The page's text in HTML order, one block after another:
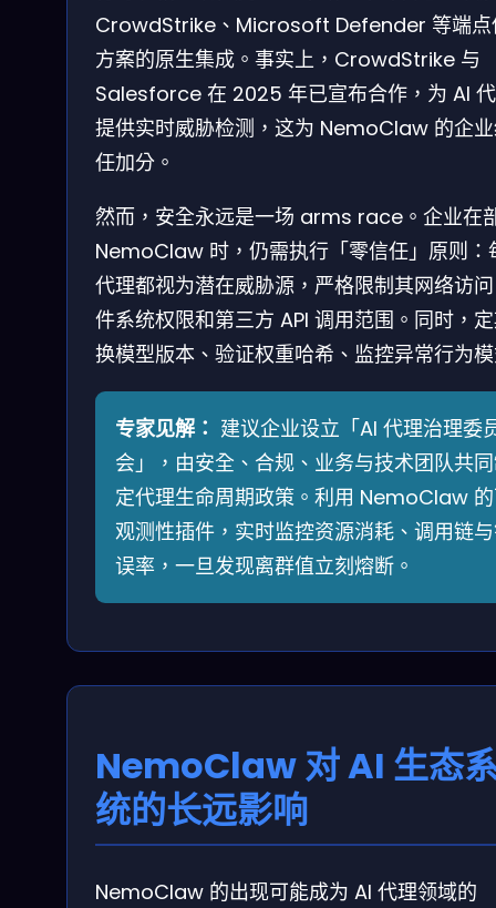
CrowdStrike、Microsoft Defender 等端点
方案的原生集成。事实上，CrowdStrike 与
Salesforce 在 2025 年已宣布合作，为 AI
提供实时威胁检测，这为 NemoClaw 的企
任加分。
然而，安全永远是一场 arms race。企业在
NemoClaw 时，仍需执行「零信任」原则：
代理都视为潜在威胁源，严格限制其网络访
件系统权限和第三方 API 调用范围。同时，
换模型版本、验证权重哈希、监控异常行为
专家见解： 建议企业设立「AI 代理治理委
会」，由安全、合规、业务与技术团队共
定代理生命周期政策。利用 NemoClaw
观测性插件，实时监控资源消耗、调用链
误率，一旦发现离群值立刻熔断。
NemoClaw 对 AI 生态
统的长远影响
NemoClaw 的出现可能成为 AI 代理领域的